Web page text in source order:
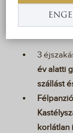
AZ
3
év alatti
szállást
korlátlan